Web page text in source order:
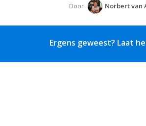
Door Norbert van
Ergens geweest? Laat